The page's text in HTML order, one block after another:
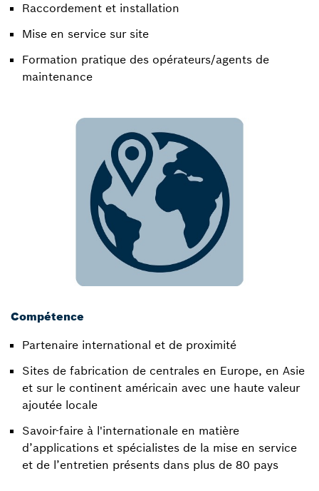
Raccordement et installation​
Mise en service sur site​
Formation pratique des opérateurs/agents de
maintenance
Compétence
Partenaire international et de proximité​
Sites de fabrication de centrales en Europe, en Asie
et sur le continent américain avec une haute valeur
ajoutée locale​
Savoir-faire à l'internationale en matière
d’applications et spécialistes de la mise en service
et de l’entretien présents dans plus de 80 pays​